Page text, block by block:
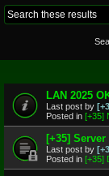
LAN 2025
Last post by
Posted in [+35]
[+35] Server
Last post by
Posted in [+35]